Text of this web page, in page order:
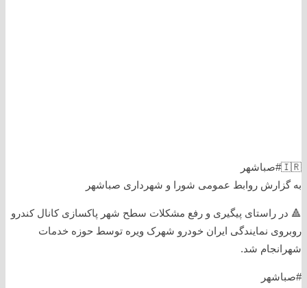
🇮🇷#صباشهر
به گزارش روابط عمومی شورا و شهرداری صباشهر
🔺 در راستای پیگیری و رفع مشکلات سطح شهر پاکسازی کانال کندرو
روبروی نمایندگی ایران خودرو شهرک ویره توسط حوزه خدمات
شهرانجام شد.
#صباشهر